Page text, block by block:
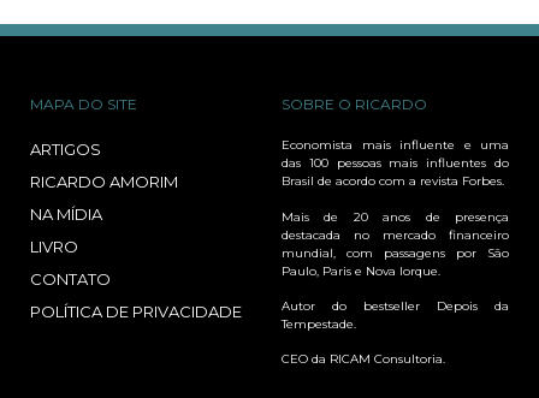
MAPA DO SITE
ARTIGOS
RICARDO AMORIM
NA MÍDIA
LIVRO
CONTATO
POLÍTICA DE PRIVACIDADE
SOBRE O RICARDO
Economista mais influente e uma
das 100 pessoas mais influentes do
Brasil de acordo com a revista Forbes.
Mais de 20 anos de presença
destacada no mercado financeiro
mundial, com passagens por São
Paulo, Paris e Nova Iorque.
Autor do bestseller Depois da
Tempestade.
CEO da RICAM Consultoria.